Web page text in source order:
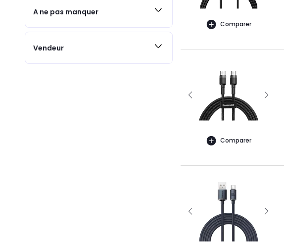
A ne pas manquer
Vendeur
Comparer
Comparer